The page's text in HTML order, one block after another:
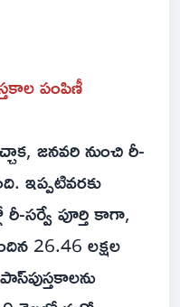
పంపిణీ
జనవరి నుంచి రీ-
ఇప్పటివరకు
సర్వే పూర్తి కాగా,
26.46 లక్షల